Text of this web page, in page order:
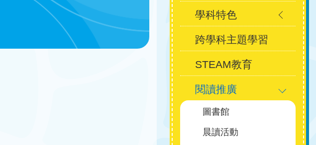
navigation
學科特色
跨學科主題學習
STEAM教育
閱讀推廣
圖書館
晨讀活動